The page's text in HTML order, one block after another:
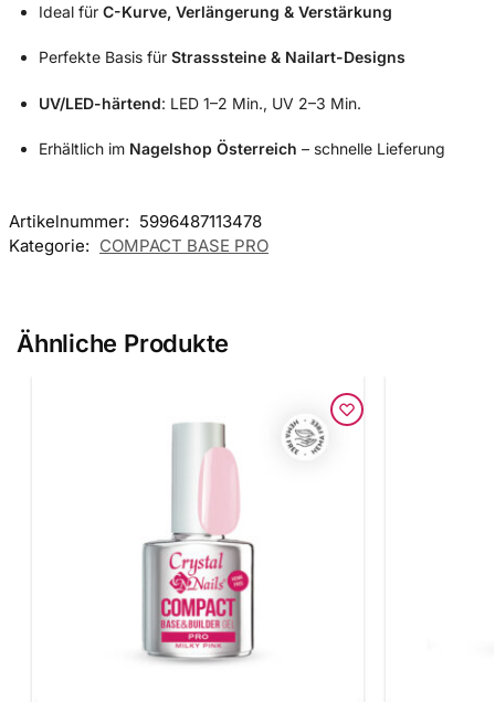
Ideal für C-Kurve, Verlängerung & Verstärkung
Perfekte Basis für Strasssteine & Nailart-Designs
UV/LED-härtend: LED 1–2 Min., UV 2–3 Min.
Erhältlich im Nagelshop Österreich – schnelle Lieferung
Artikelnummer: 5996487113478
Kategorie: COMPACT BASE PRO
Ähnliche Produkte